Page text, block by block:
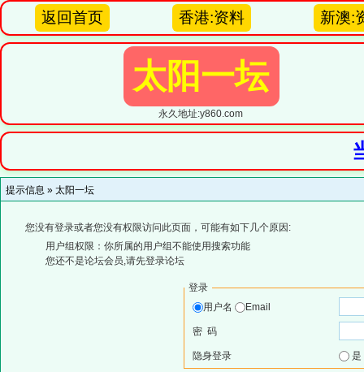
返回首页 香港:资料 新澳:
太阳一坛
永久地址:y860.com
提示信息 » 太阳一坛
您没有登录或者您没有权限访问此页面，可能有如下几个原因:
用户组权限：你所属的用户组不能使用搜索功能
您还不是论坛会员,请先登录论坛
登录
用户名
Email
密 码
隐身登录